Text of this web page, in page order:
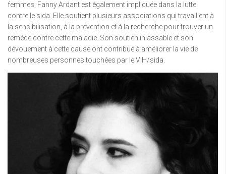
femmes, Fanny Ardant est également impliquée dans la lutte
contre le sida. Elle soutient plusieurs associations qui travaillent à
la sensibilisation, à la prévention et à la recherche pour trouver un
remède contre cette maladie. Son soutien inlassable et son
dévouement à cette cause ont contribué à améliorer la vie de
nombreuses personnes touchées par le VIH/sida.